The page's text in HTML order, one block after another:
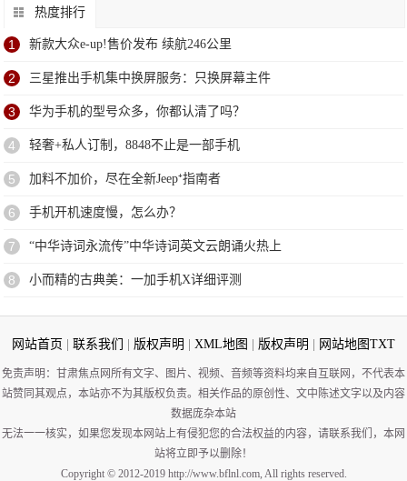
热度排行
1 新款大众e-up!售价发布 续航246公里
2 三星推出手机集中换屏服务：只换屏幕主件
3 华为手机的型号众多，你都认清了吗？
4 轻奢+私人订制，8848不止是一部手机
5 加料不加价，尽在全新Jeep⁺指南者
6 手机开机速度慢，怎么办？
7 “中华诗词永流传”中华诗词英文云朗诵火热上
8 小而精的古典美：一加手机X详细评测
网站首页 联系我们 版权声明 XML地图 版权声明 网站地图TXT
免责声明：甘肃焦点网所有文字、图片、视频、音频等资料均来自互联网，不代表本
站赞同其观点，本站亦不为其版权负责。相关作品的原创性、文中陈述文字以及内容
数据庞杂本站
无法一一核实，如果您发现本网站上有侵犯您的合法权益的内容，请联系我们，本网
站将立即予以删除！
Copyright © 2012-2019 http://www.bflnl.com, All rights reserved.